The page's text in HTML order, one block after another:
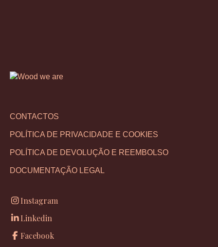
CONTACTOS
POLÍTICA DE PRIVACIDADE E COOKIES
POLÍTICA DE DEVOLUÇÃO E REEMBOLSO
DOCUMENTAÇÃO LEGAL
Instagram
Linkedin
Facebook